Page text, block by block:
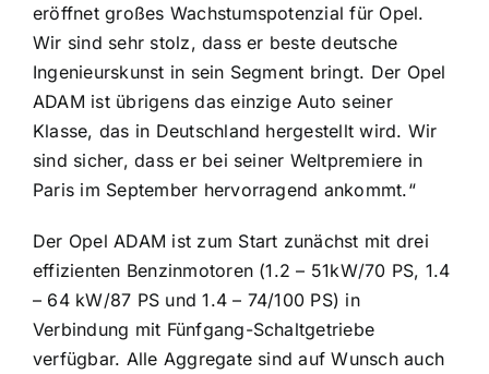
eröffnet großes Wachstumspotenzial für Opel.
Wir sind sehr stolz, dass er beste deutsche
Ingenieurskunst in sein Segment bringt. Der Opel
ADAM ist übrigens das einzige Auto seiner
Klasse, das in Deutschland hergestellt wird. Wir
sind sicher, dass er bei seiner Weltpremiere in
Paris im September hervorragend ankommt.“
Der Opel ADAM ist zum Start zunächst mit drei
effizienten Benzinmotoren (1.2 – 51kW/70 PS, 1.4
– 64 kW/87 PS und 1.4 – 74/100 PS) in
Verbindung mit Fünfgang-Schaltgetriebe
verfügbar. Alle Aggregate sind auf Wunsch auch